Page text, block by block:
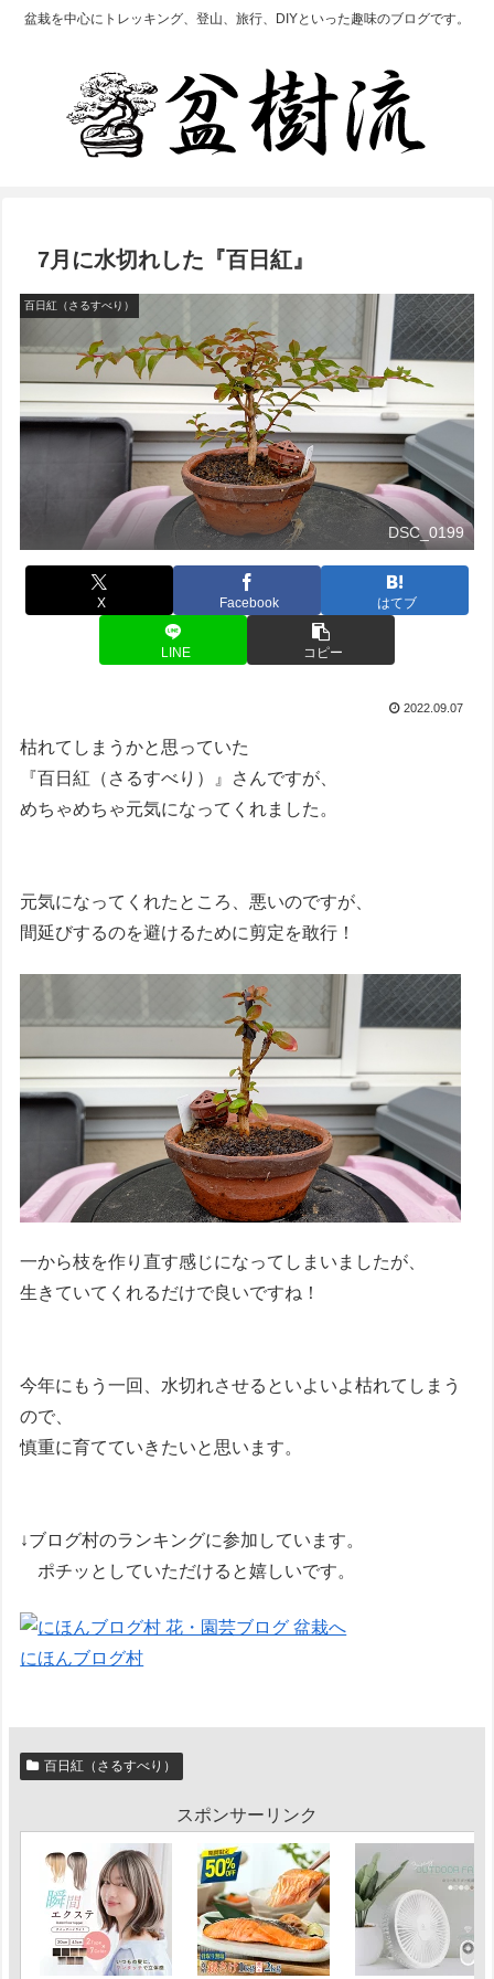
盆栽を中心にトレッキング、登山、旅行、DIYといった趣味のブログです。
7月に水切れした『百日紅』
百日紅（さるすべり）
DSC_0199
X Facebook はてブ
LINE コピー
2022.09.07
枯れてしまうかと思っていた
『百日紅（さるすべり）』さんですが、
めちゃめちゃ元気になってくれました。
元気になってくれたところ、悪いのですが、
間延びするのを避けるために剪定を敢行！
一から枝を作り直す感じになってしまいましたが、
生きていてくれるだけで良いですね！
今年にもう一回、水切れさせるといよいよ枯れてしまう
ので、
慎重に育てていきたいと思います。
↓ブログ村のランキングに参加しています。
ポチッとしていただけると嬉しいです。
にほんブログ村
百日紅（さるすべり）
スポンサーリンク